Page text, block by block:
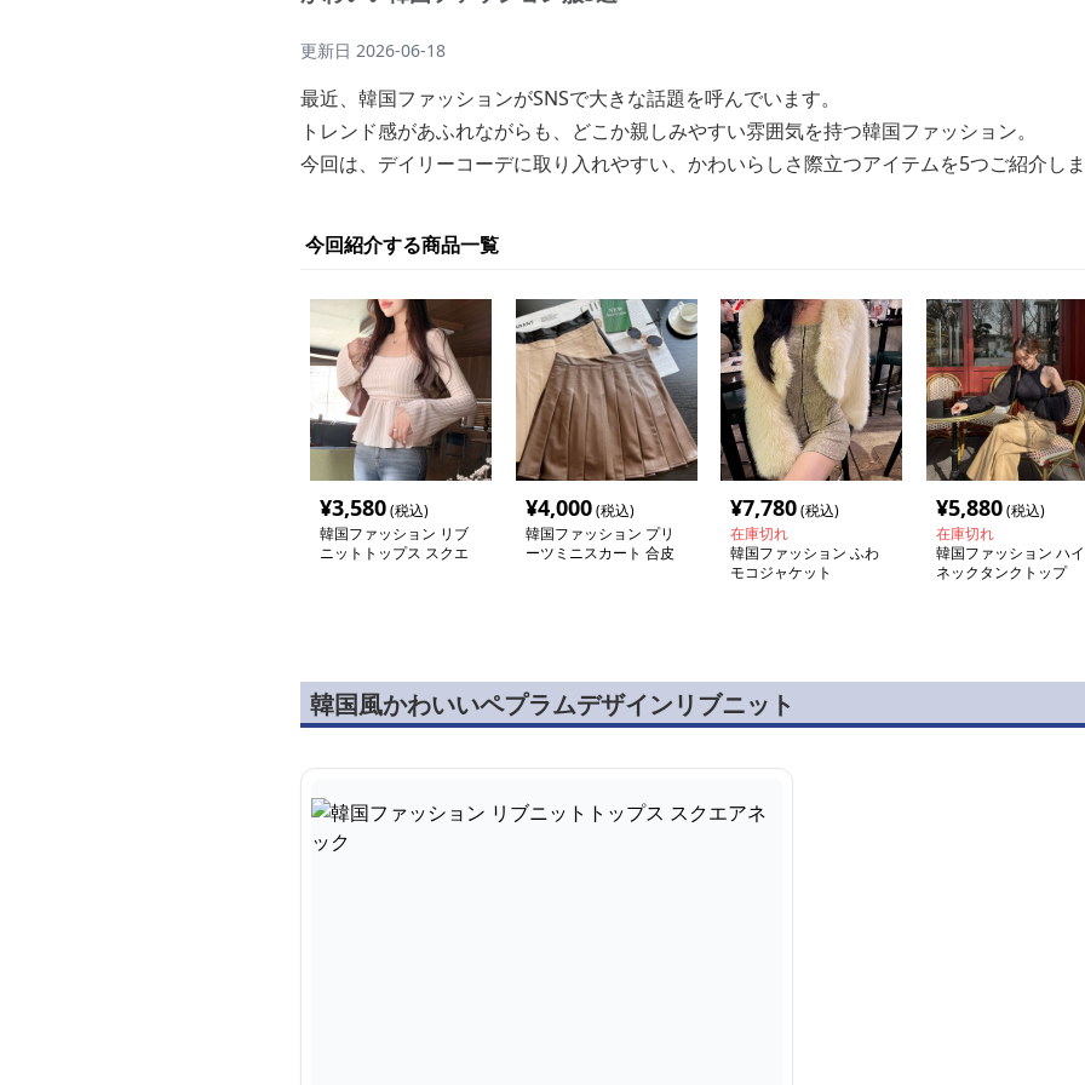
更新日 2026-06-18
最近、韓国ファッションがSNSで大きな話題を呼んでいます。
トレンド感があふれながらも、どこか親しみやすい雰囲気を持つ韓国ファッション。
今回は、デイリーコーデに取り入れやすい、かわいらしさ際立つアイテムを5つご紹介しま
今回紹介する商品一覧
¥3,580(税込)
韓国ファッション リブ
ニットトップス スクエ
¥4,000(税込)
韓国ファッション プリ
ーツミニスカート 合皮
¥7,780(税込)
在庫切れ
韓国ファッション ふわ
モコジャケット
¥5,880(税込)
在庫切れ
韓国ファッション ハイ
ネックタンクトップ
韓国風かわいいペプラムデザインリブニット